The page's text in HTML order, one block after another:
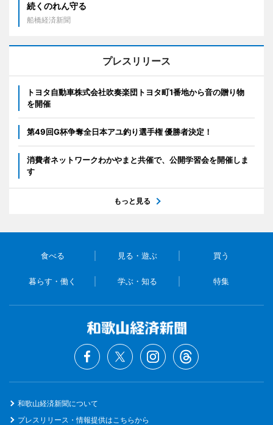
続くのれん守る
船橋経済新聞
プレスリリース
トヨタ自動車株式会社吹奏楽団トヨタ町1番地から音の贈り物
を開催
第49回G杯争奪全日本アユ釣り選手権 優勝者決定！
消費者ネットワークわかやまと共催で、公開学習会を開催しま
す
もっと見る
食べる 見る・遊ぶ 買う
暮らす・働く 学ぶ・知る 特集
和歌山経済新聞について
プレスリリース・情報提供はこちらから